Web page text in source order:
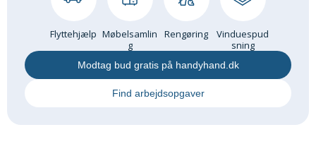
Flyttehjælp Møbelsamlin
g
Rengøring
Vinduespud
sning
Modtag bud gratis på handyhand.dk
Find arbejdsopgaver